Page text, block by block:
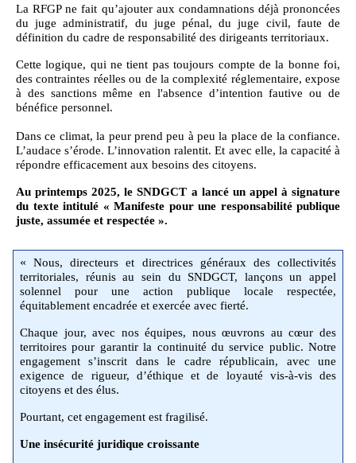
La RFGP ne fait qu’ajouter aux condamnations déjà prononcées
du juge administratif, du juge pénal, du juge civil, faute de
définition du cadre de responsabilité des dirigeants territoriaux.
Cette logique, qui ne tient pas toujours compte de la bonne foi,
des contraintes réelles ou de la complexité réglementaire, expose
à des sanctions même en l'absence d’intention fautive ou de
bénéfice personnel.
Dans ce climat, la peur prend peu à peu la place de la confiance.
L’audace s’érode. L’innovation ralentit. Et avec elle, la capacité à
répondre efficacement aux besoins des citoyens.
Au printemps 2025, le SNDGCT a lancé un appel à signature
du texte intitulé « Manifeste pour une responsabilité publique
juste, assumée et respectée ».
«Nous, directeurs et directrices généraux des collectivités
territoriales, réunis au sein du SNDGCT, lançons un appel
solennel pour une action publique locale respectée,
équitablement encadrée et exercée avec fierté.
Chaque jour, avec nos équipes, nous œuvrons au cœur des
territoires pour garantir la continuité du service public. Notre
engagement s’inscrit dans le cadre républicain, avec une
exigence de rigueur, d’éthique et de loyauté vis-à-vis des
citoyens et des élus.
Pourtant, cet engagement est fragilisé.
Une insécurité juridique croissante